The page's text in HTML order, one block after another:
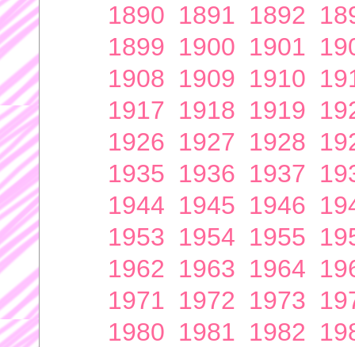
1890 1891 1892
1899 1900 1901
1908 1909 1910
1917 1918 1919
1926 1927 1928
1935 1936 1937
1944 1945 1946
1953 1954 1955
1962 1963 1964
1971 1972 1973
1980 1981 1982